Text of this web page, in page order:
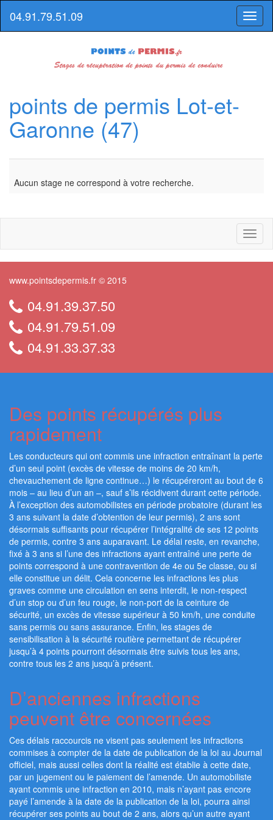
04.91.79.51.09
points de permis Lot-et-
Garonne (47)
Aucun stage ne correspond à votre recherche.
www.pointsdepermis.fr © 2015
04.91.39.37.50
04.91.79.51.09
04.91.33.37.33
Des points récupérés plus
rapidement
Les conducteurs qui ont commis une infraction entraînant la perte
d’un seul point (excès de vitesse de moins de 20 km/h,
chevauchement de ligne continue…) le récupéreront au bout de 6
mois – au lieu d’un an –, sauf s’ils récidivent durant cette période.
À l’exception des automobilistes en période probatoire (durant les
3 ans suivant la date d’obtention de leur permis), 2 ans sont
désormais suffisants pour récupérer l’intégralité de ses 12 points
de permis, contre 3 ans auparavant. Le délai reste, en revanche,
fixé à 3 ans si l’une des infractions ayant entraîné une perte de
points correspond à une contravention de 4e ou 5e classe, ou si
elle constitue un délit. Cela concerne les infractions les plus
graves comme une circulation en sens interdit, le non-respect
d’un stop ou d’un feu rouge, le non-port de la ceinture de
sécurité, un excès de vitesse supérieur à 50 km/h, une conduite
sans permis ou sans assurance. Enfin, les stages de
sensibilisation à la sécurité routière permettant de récupérer
jusqu’à 4 points pourront désormais être suivis tous les ans,
contre tous les 2 ans jusqu’à présent.
D’anciennes infractions
peuvent être concernées
Ces délais raccourcis ne visent pas seulement les infractions
commises à compter de la date de publication de la loi au Journal
officiel, mais aussi celles dont la réalité est établie à cette date,
par un jugement ou le paiement de l’amende. Un automobiliste
ayant commis une infraction en 2010, mais n’ayant pas encore
payé l’amende à la date de la publication de la loi, pourra ainsi
récupérer ses points au bout de 2 ans, alors qu’un autre ayant